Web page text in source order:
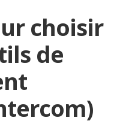
choisir
de